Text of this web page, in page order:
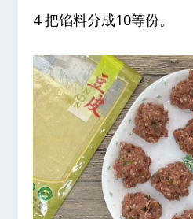
4 把馅料分成10等份。